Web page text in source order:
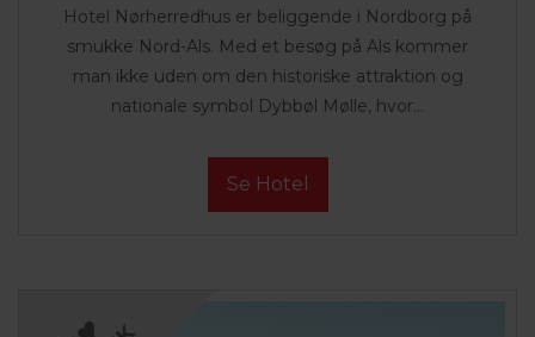
Hotel Nørherredhus er beliggende i Nordborg på
smukke Nord-Als. Med et besøg på Als kommer
man ikke uden om den historiske attraktion og
nationale symbol Dybbøl Mølle, hvor...
Se Hotel